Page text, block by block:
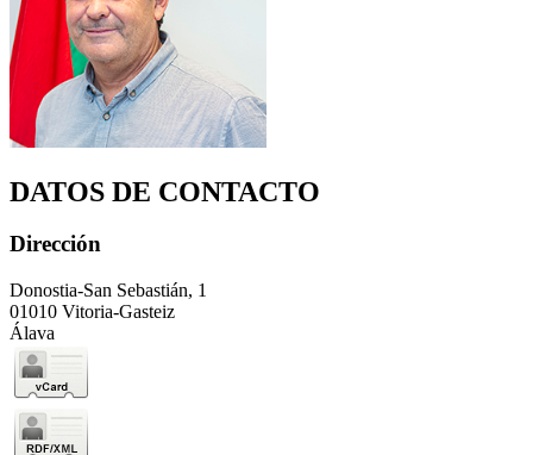
DATOS DE CONTACTO
Dirección
Donostia-San Sebastián, 1
01010 Vitoria-Gasteiz
Álava